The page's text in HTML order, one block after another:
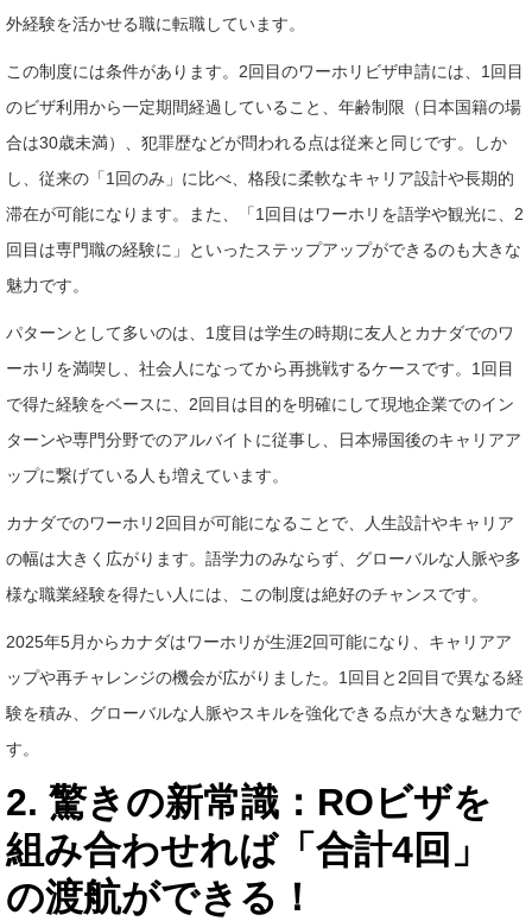
外経験を活かせる職に転職しています。
この制度には条件があります。2回目のワーホリビザ申請には、1回目
のビザ利用から一定期間経過していること、年齢制限（日本国籍の場
合は30歳未満）、犯罪歴などが問われる点は従来と同じです。しか
し、従来の「1回のみ」に比べ、格段に柔軟なキャリア設計や長期的
滞在が可能になります。また、「1回目はワーホリを語学や観光に、2
回目は専門職の経験に」といったステップアップができるのも大きな
魅力です。
パターンとして多いのは、1度目は学生の時期に友人とカナダでのワ
ーホリを満喫し、社会人になってから再挑戦するケースです。1回目
で得た経験をベースに、2回目は目的を明確にして現地企業でのイン
ターンや専門分野でのアルバイトに従事し、日本帰国後のキャリアア
ップに繋げている人も増えています。
カナダでのワーホリ2回目が可能になることで、人生設計やキャリア
の幅は大きく広がります。語学力のみならず、グローバルな人脈や多
様な職業経験を得たい人には、この制度は絶好のチャンスです。
2025年5月からカナダはワーホリが生涯2回可能になり、キャリアア
ップや再チャレンジの機会が広がりました。1回目と2回目で異なる経
験を積み、グローバルな人脈やスキルを強化できる点が大きな魅力で
す。
2. 驚きの新常識：ROビザを
組み合わせれば「合計4回」
の渡航ができる！